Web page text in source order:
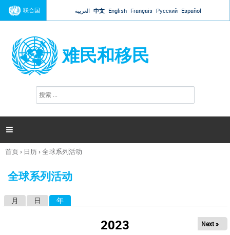
Jump to navigation
联合国 العربية 中文 English Français Русский Español
难民和移民
搜
索

你
这
首页› 日历›全球系列活动
全球系列活动
月 日 年
2023 Next »